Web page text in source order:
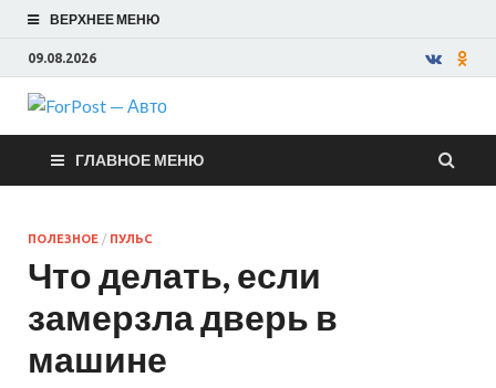
ВЕРХНЕЕ МЕНЮ
09.08.2026
ForPost —
Авто
ГЛАВНОЕ МЕНЮ
ПОЛЕЗНОЕ / ПУЛЬС
Что делать, если
замерзла дверь в
машине